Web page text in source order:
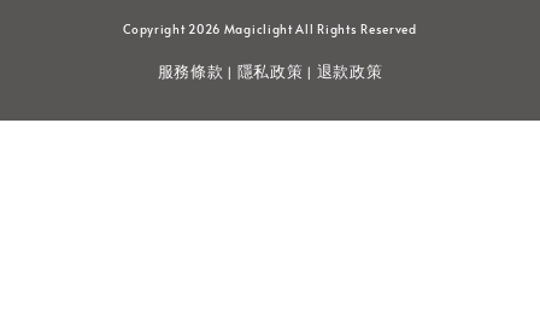
Copyright 2026 Magiclight All Rights Reserved
服務條款 | 隱私政策 | 退款政策